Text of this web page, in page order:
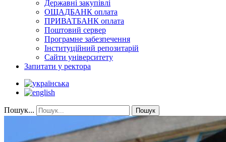
Державні закупівлі
ОЩАДБАНК оплата
ПРИВАТБАНК оплата
Поштовий сервер
Програмне забезпечення
Інституційний репозитарій
Сайти університету
Запитати у ректора
Пошук... Пошук